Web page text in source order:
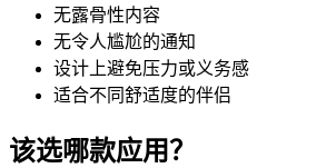
无露骨性内容
无令人尴尬的通知
设计上避免压力或义务感
适合不同舒适度的伴侣
该选哪款应用？